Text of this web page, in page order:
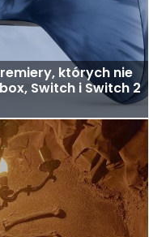
których nie
Switch i Switch 2